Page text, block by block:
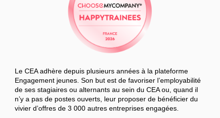
Le CEA adhère depuis plusieurs années à la plateforme
Engagement jeunes. Son but est de favoriser l’employabilité
de ses stagiaires ou alternants au sein du CEA ou, quand il
n’y a pas de postes ouverts, leur proposer de bénéficier du
vivier d’offres de 3 000 autres entreprises engagées.